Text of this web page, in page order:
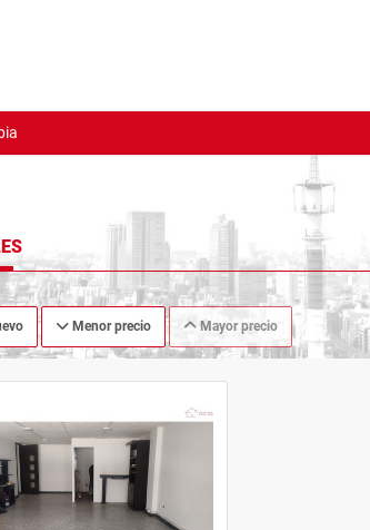
Menor precio Mayor precio